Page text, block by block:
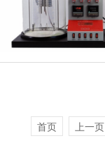
首页 上一页